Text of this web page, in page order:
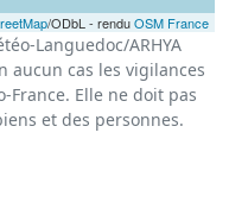
/ODbL - renduOSM France
Languedoc/ARHYA
aucun cas les vigilances
France. Elle ne doit pas
et des personnes.